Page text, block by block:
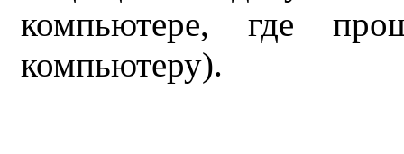
компьютере, где
компьютеру).